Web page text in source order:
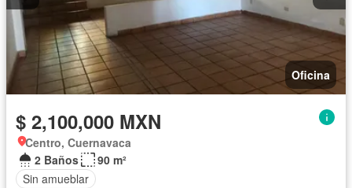
Oficina
$ 2,100,000 MXN
Centro, Cuernavaca
2 Baños
90 m²
Sin amueblar